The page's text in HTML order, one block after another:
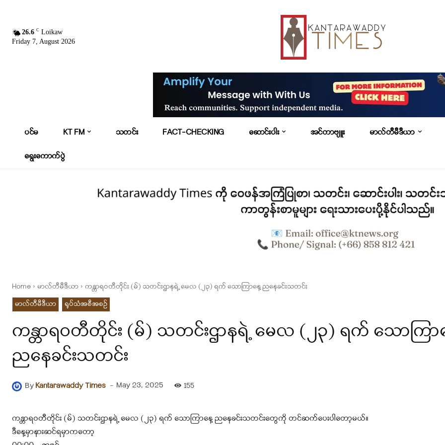
26.6 C Loikaw
Friday 7, August 2026
ပင်မ KT FM သတင်း FACT-CHECKING ဆောင်းပါး အင်တာဗျူး မာလ်တီမီဒီယာ
ရွေးကောက်ပွဲ
Home မာလ်တီမီဒီယာ
ကန္တာရဝတီတိုင်း (မ်) သတင်းဌာနရဲ့ မေလ (၂၃) ရက် သောကြာနေ့ ညနေခင်းသတင်း
မာလ်တီမီဒီယာ
ရုပ်သံအစီအစဉ်
ကန္တာရဝတီတိုင်း (မ်) သတင်းဌာနရဲ့ မေလ (၂၃) ရက် သောကြာ
ညနေခင်းသတင်း
ByKantarawaddy Times - May 23, 2025 155
ကန္တာရဝတီတိုင်း (မ်) သတင်းဌာနရဲ့ မေလ (၂၃) ရက် သောကြာနေ့ ညနေခင်းသတင်းတွေကို တင်ဆက်ပေးပါတော့မယ်။
ဒီနေ့မှာနားဆင်ရမှာကတော့